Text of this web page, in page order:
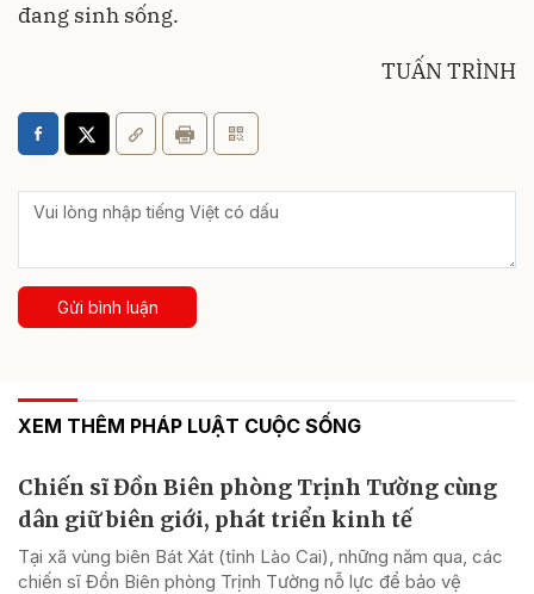
đang sinh sống.
TUẤN TRÌNH
Gửi bình luận
XEM THÊM PHÁP LUẬT CUỘC SỐNG
Chiến sĩ Đồn Biên phòng Trịnh Tường cùng
dân giữ biên giới, phát triển kinh tế
Tại xã vùng biên Bát Xát (tỉnh Lào Cai), những năm qua, các
chiến sĩ Đồn Biên phòng Trịnh Tường nỗ lực để bảo vệ